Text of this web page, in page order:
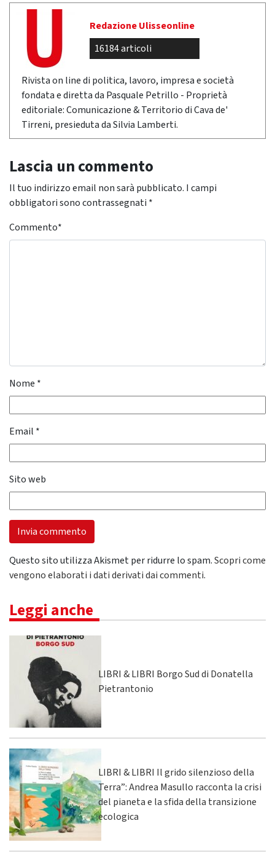
Redazione Ulisseonline
16184 articoli
Rivista on line di politica, lavoro, impresa e società
fondata e diretta da Pasquale Petrillo - Proprietà
editoriale: Comunicazione & Territorio di Cava de'
Tirreni, presieduta da Silvia Lamberti.
Lascia un commento
Il tuo indirizzo email non sarà pubblicato. I campi
obbligatori sono contrassegnati *
Commento*
Nome *
Email *
Sito web
Questo sito utilizza Akismet per ridurre lo spam.Scopri come
vengono elaborati i dati derivati dai commenti.
Leggi anche
LIBRI & LIBRI Borgo Sud di Donatella
Pietrantonio
LIBRI & LIBRI Il grido silenzioso della
Terra”: Andrea Masullo racconta la crisi
del pianeta e la sfida della transizione
ecologica